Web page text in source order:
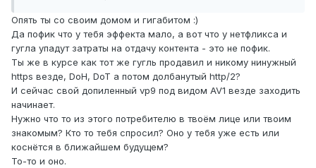
Опять ты со своим домом и гигабитом :)
Да пофик что у тебя эффекта мало, а вот что у нетфликса и
гугла упадут затраты на отдачу контента - это не пофик.
Ты же в курсе как тот же гугль продавил и никому нинужный
https везде, DoH, DoT а потом долбанутый http/2?
И сейчас свой допиленный vp9 под видом AV1 везде заходить
начинает.
Нужно что то из этого потребителю в твоём лице или твоим
знакомым? Кто то тебя спросил? Оно у тебя уже есть или
коснётся в ближайшем будущем?
То-то и оно.